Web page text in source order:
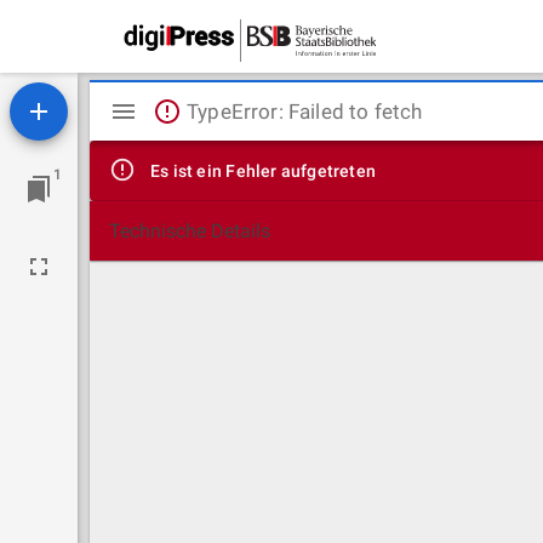
1
Mirador
Viewer
TypeError: Failed to fetch
Es ist ein Fehler aufgetreten
Technische Details